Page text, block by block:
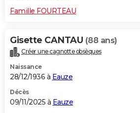
Famille FOURTEAU
Gisette CANTAU (88 ans)
Créer une cagnotte obsèques
Naissance
28/12/1936 à Eauze
Décès
09/11/2025 à Eauze